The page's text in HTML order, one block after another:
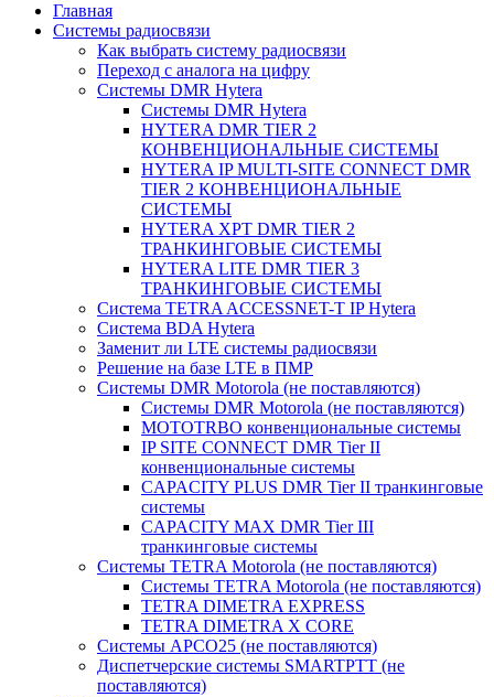
Главная
Системы радиосвязи
Как выбрать систему радиосвязи
Переход с аналога на цифру
Системы DMR Hytera
Системы DMR Hytera
HYTERA DMR TIER 2
КОНВЕНЦИОНАЛЬНЫЕ СИСТЕМЫ
HYTERA IP MULTI-SITE CONNECT DMR
TIER 2 КОНВЕНЦИОНАЛЬНЫЕ
СИСТЕМЫ
HYTERA XPT DMR TIER 2
ТРАНКИНГОВЫЕ СИСТЕМЫ
HYTERA LITE DMR TIER 3
ТРАНКИНГОВЫЕ СИСТЕМЫ
Система TETRA ACCESSNET-T IP Hytera
Система BDA Hytera
Заменит ли LTE системы радиосвязи
Решение на базе LTE в ПМР
Системы DMR Motorola (не поставляются)
Системы DMR Motorola (не поставляются)
MOTOTRBO конвенциональные системы
IP SITE CONNECT DMR Tier II
конвенциональные системы
CAPACITY PLUS DMR Tier II транкинговые
системы
CAPACITY MAX DMR Tier III
транкинговые системы
Системы TETRA Motorola (не поставляются)
Системы TETRA Motorola (не поставляются)
TETRA DIMETRA EXPRESS
TETRA DIMETRA X CORE
Системы APCO25 (не поставляются)
Диспетчерские системы SMARTPTT (не
поставляются)